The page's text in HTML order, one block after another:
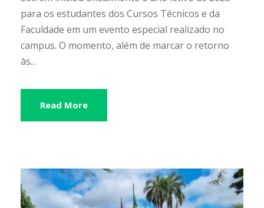
para os estudantes dos Cursos Técnicos e da
Faculdade em um evento especial realizado no
campus. O momento, além de marcar o retorno
às...
Read More